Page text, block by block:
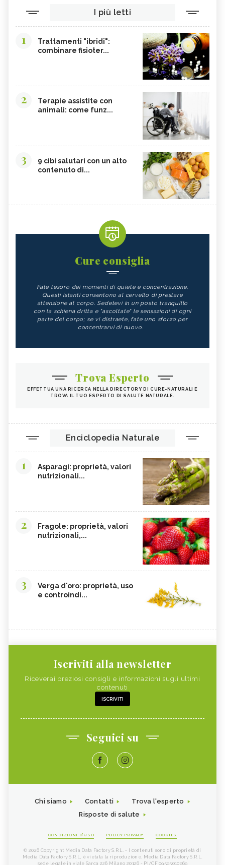
I più letti
1
Trattamenti "ibridi":
combinare fisioter...
2
Terapie assistite con
animali: come funz...
3
9 cibi salutari con un alto
contenuto di...
Cure consiglia
Fate tesoro dei momenti di quiete e concentrazione.
Questi istanti consentono al cervello di prestare
attenzione al corpo. Sedetevi in un posto tranquillo
con la schiena dritta e "ascoltate" le sensazioni di ogni
parte del corpo; se vi distraete, fate uno sforzo per
concentrarvi di nuovo.
Trova Esperto
EFFETTUA UNA RICERCA NELLA DIRECTORY DI CURE-NATURALI E
TROVA IL TUO ESPERTO DI SALUTE NATURALE.
Enciclopedia Naturale
1
Asparagi: proprietà, valori
nutrizionali...
2
Fragole: proprietà, valori
nutrizionali,...
3
Verga d'oro: proprietà, uso
e controindi...
Iscriviti alla newsletter
Riceverai preziosi consigli e informazioni sugli ultimi
contenuti
ISCRIVITI
Seguici su
Chi siamo Contatti
Trova l'esperto
Risposte di salute
CONDIZIONI D'USO POLICY PRIVACY COOKIES
© 2026 Copyright Media Data Factory S.R.L. - I contenuti sono di proprietà di
Media Data Factory S.R.L, è vietata la riproduzione. Media Data Factory S.R.L.
sede legale in viale Sarca 226 Milano 20126 - PI/CF 09595010969